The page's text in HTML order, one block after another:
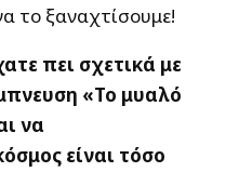
το ξαναχτίσουμε!
πει σχετικά με
«Το μυαλό
να
είναι τόσο